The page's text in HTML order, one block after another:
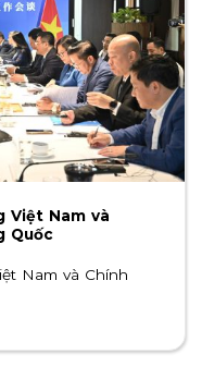
Việt Nam và
Quốc
Nam và Chính